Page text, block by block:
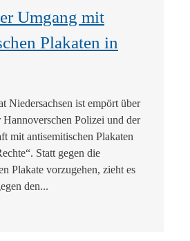
Umgang mit
Plakaten in
Niedersachsen ist empört über
Polizei und der
mit antisemitischen Plakaten
Statt gegen die
Plakate vorzugehen, zieht es
den...